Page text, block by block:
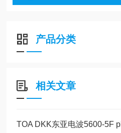
产品分类
相关文章